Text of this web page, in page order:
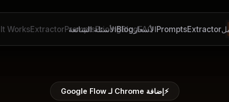
WorksExtractorPromptsPricingBlogFAQ Extractor
PromptsالأسعارBlogالأسئلة الشائعة
⚡إضافة Chrome لـ Google Flow